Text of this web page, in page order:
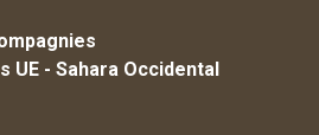
- Sahara Occidental